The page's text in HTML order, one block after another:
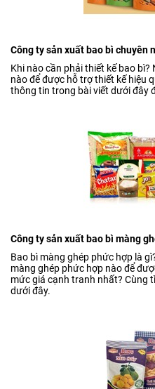
Công ty sản xuất bao bì chuyên
Khi nào cần phải thiết kế bao
nào để được hỗ trợ thiết kế hiệu
thông tin trong bài viết dưới đây
Công ty sản xuất bao bì màng
Bao bì màng ghép phức hợp là
màng ghép phức hợp nào để
mức giá cạnh tranh nhất? Cùng
dưới đây.